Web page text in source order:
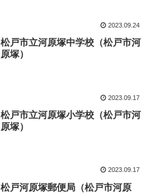
2023.09.24
松戸市立河原塚中学校（松戸市河
原塚）
2023.09.17
松戸市立河原塚小学校（松戸市河
原塚）
2023.09.17
松戸河原塚郵便局（松戸市河原